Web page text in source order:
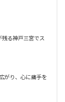
る神戸三宮でス
がり、心に痛手を